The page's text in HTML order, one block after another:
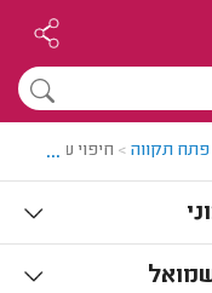
פתח תקווה > חיפוי עץ לקיר
...